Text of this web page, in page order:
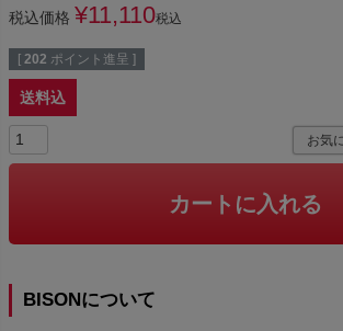
税込価格 ¥11,110税込
[ 202 ポイント進呈 ]
送料込
お気
カートに入れる
BISONについて